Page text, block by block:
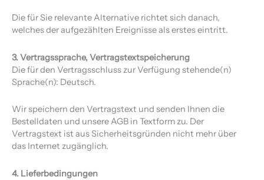
Die für Sie relevante Alternative richtet sich danach,
welches der aufgezählten Ereignisse als erstes eintritt.
3. Vertragssprache, Vertragstextspeicherung
Die für den Vertragsschluss zur Verfügung stehende(n)
Sprache(n): Deutsch.
Wir speichern den Vertragstext und senden Ihnen die
Bestelldaten und unsere AGB in Textform zu. Der
Vertragstext ist aus Sicherheitsgründen nicht mehr über
das Internet zugänglich.
4. Lieferbedingungen